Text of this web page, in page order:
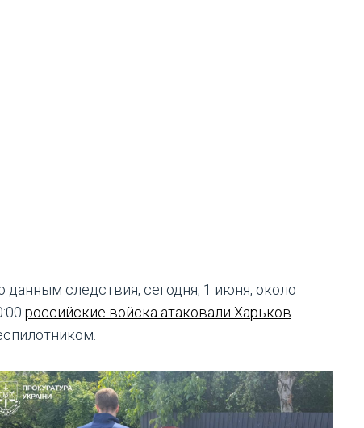
данным следствия, сегодня, 1 июня, около
российские войска атаковали Харьков